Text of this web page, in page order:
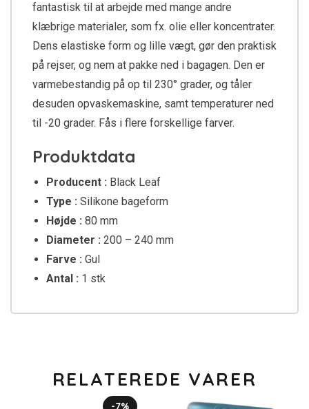
fantastisk til at arbejde med mange andre
klæbrige materialer, som fx. olie eller koncentrater.
Dens elastiske form og lille vægt, gør den praktisk
på rejser, og nem at pakke ned i bagagen. Den er
varmebestandig på op til 230° grader, og tåler
desuden opvaskemaskine, samt temperaturer ned
til -20 grader. Fås i flere forskellige farver.
Produktdata
Producent : Black Leaf
Type : Silikone bageform
Højde : 80 mm
Diameter : 200 – 240 mm
Farve : Gul
Antal : 1 stk
RELATEREDE VARER
-7%